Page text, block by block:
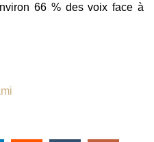
66 % des voix face à